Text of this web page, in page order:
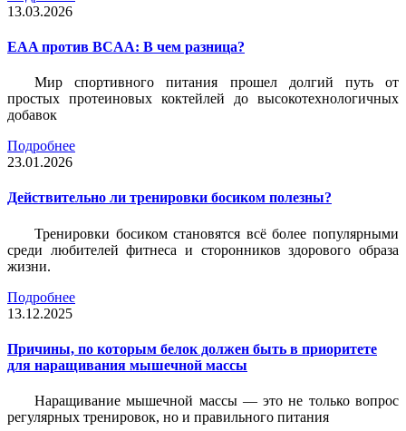
13.03.2026
EAA против BCAA: В чем разница?
Мир спортивного питания прошел долгий путь от
простых протеиновых коктейлей до высокотехнологичных
добавок
Подробнее
23.01.2026
Действительно ли тренировки босиком полезны?
Тренировки босиком становятся всё более популярными
среди любителей фитнеса и сторонников здорового образа
жизни.
Подробнее
13.12.2025
Причины, по которым белок должен быть в приоритете
для наращивания мышечной массы
Наращивание мышечной массы — это не только вопрос
регулярных тренировок, но и правильного питания